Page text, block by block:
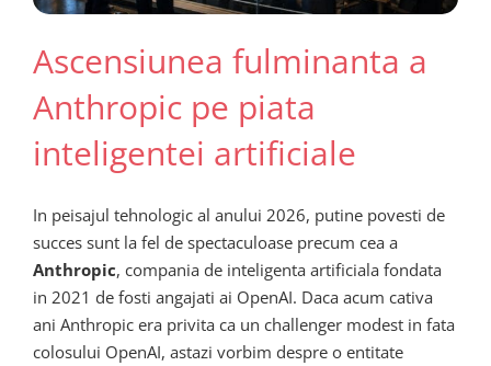
Ascensiunea fulminanta a
Anthropic pe piata
inteligentei artificiale
In peisajul tehnologic al anului 2026, putine povesti de
succes sunt la fel de spectaculoase precum cea a
Anthropic, compania de inteligenta artificiala fondata
in 2021 de fosti angajati ai OpenAI. Daca acum cativa
ani Anthropic era privita ca un challenger modest in fata
colosului OpenAI, astazi vorbim despre o entitate